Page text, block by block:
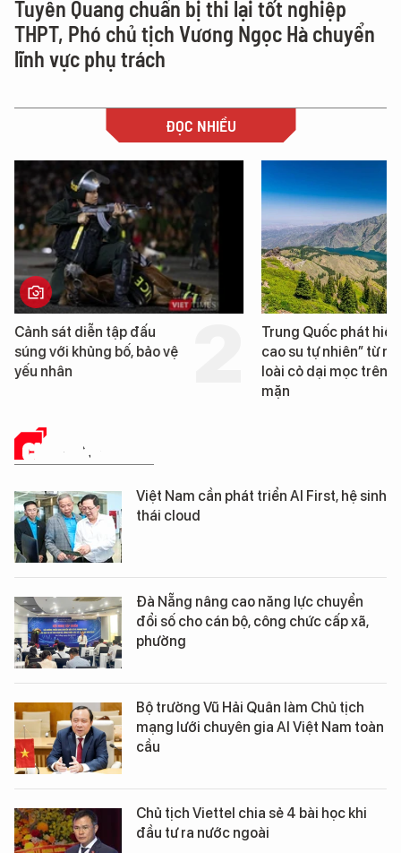
Tuyên Quang chuẩn bị thi lại tốt nghiệp
THPT, Phó chủ tịch Vương Ngọc Hà chuyển
lĩnh vực phụ trách
ĐỌC NHIỀU
Trung Quốc phát hiện “mỏ
cao su tự nhiên” từ một
loài cỏ dại mọc trên đất
Loạt dự án bất động
Đà Nẵng sắp bị kiểm
CHUYỂN ĐỔI SỐ
Việt Nam cần phát triển AI First, hệ sinh
thái cloud
Đà Nẵng nâng cao năng lực chuyển
đổi số cho cán bộ, công chức cấp xã,
phường
Bộ trưởng Vũ Hải Quân làm Chủ tịch
mạng lưới chuyên gia AI Việt Nam toàn
cầu
Chủ tịch Viettel chia sẻ 4 bài học khi
đầu tư ra nước ngoài